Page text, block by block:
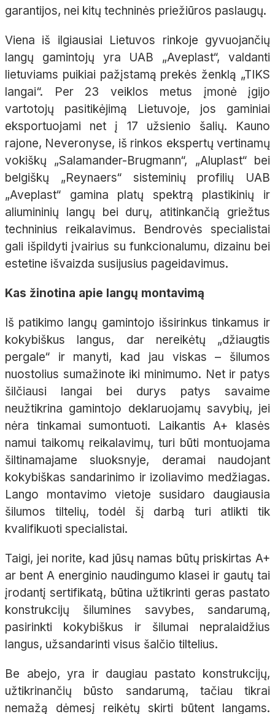
garantijos, nei kitų techninės priežiūros paslaugų.
Viena iš ilgiausiai Lietuvos rinkoje gyvuojančių
langų gamintojų yra UAB „Aveplast“, valdanti
lietuviams puikiai pažįstamą prekės ženklą „TIKS
langai“. Per 23 veiklos metus įmonė įgijo
vartotojų pasitikėjimą Lietuvoje, jos gaminiai
eksportuojami net į 17 užsienio šalių. Kauno
rajone, Neveronyse, iš rinkos ekspertų vertinamų
vokiškų „Salamander-Brugmann“, „Aluplast“ bei
belgiškų „Reynaers“ sisteminių profilių UAB
„Aveplast“ gamina platų spektrą plastikinių ir
aliumininių langų bei durų, atitinkančią griežtus
techninius reikalavimus. Bendrovės specialistai
gali išpildyti įvairius su funkcionalumu, dizainu bei
estetine išvaizda susijusius pageidavimus.
Kas žinotina apie langų montavimą
Iš patikimo langų gamintojo išsirinkus tinkamus ir
kokybiškus langus, dar nereikėtų „džiaugtis
pergale“ ir manyti, kad jau viskas – šilumos
nuostolius sumažinote iki minimumo. Net ir patys
šilčiausi langai bei durys patys savaime
neužtikrina gamintojo deklaruojamų savybių, jei
nėra tinkamai sumontuoti. Laikantis A+ klasės
namui taikomų reikalavimų, turi būti montuojama
šiltinamajame sluoksnyje, deramai naudojant
kokybiškas sandarinimo ir izoliavimo medžiagas.
Lango montavimo vietoje susidaro daugiausia
šilumos tiltelių, todėl šį darbą turi atlikti tik
kvalifikuoti specialistai.
Taigi, jei norite, kad jūsų namas būtų priskirtas A+
ar bent A energinio naudingumo klasei ir gautų tai
įrodantį sertifikatą, būtina užtikrinti geras pastato
konstrukcijų šilumines savybes, sandarumą,
pasirinkti kokybiškus ir šilumai nepralaidžius
langus, užsandarinti visus šalčio tiltelius.
Be abejo, yra ir daugiau pastato konstrukcijų,
užtikrinančių būsto sandarumą, tačiau tikrai
nemažą dėmesį reikėtų skirti būtent langams.